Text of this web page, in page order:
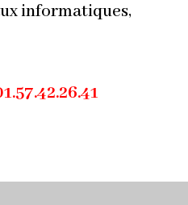
informatiques,